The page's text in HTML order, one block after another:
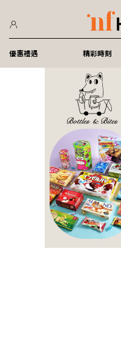
優惠禮遇 精彩時刻